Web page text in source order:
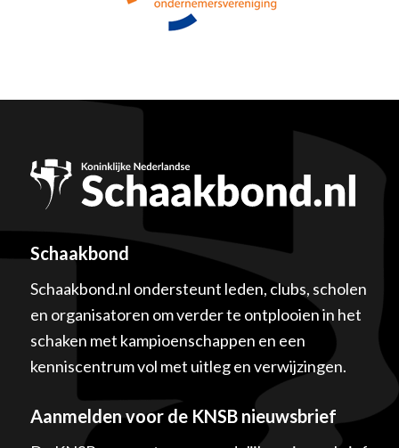
Schaakbond
Schaakbond.nl ondersteunt leden, clubs, scholen
en organisatoren om verder te ontplooien in het
schaken met kampioenschappen en een
kenniscentrum vol met uitleg en verwijzingen.
Aanmelden voor de KNSB nieuwsbrief